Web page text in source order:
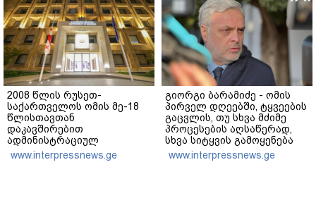
2008 წლის რუსეთ-
საქართველოს ომის მე-18
წლისთავთან
დაკავშირებით
ადმინისტრაციულ
შენობებზე სახელმწიფო
დროშები დაეშვა
www.interpressnews.ge
გიორგი ბარამიძე - ომის
პირველ დღეებში, ტყვეების
გაცვლის, თუ სხვა მძიმე
პროცესების აღსაწერად,
სხვა სიტყვის გამოყენება
აჯობებდა - არასდროს
მითქვამს, რომ ჩვენები
www.interpressnews.ge